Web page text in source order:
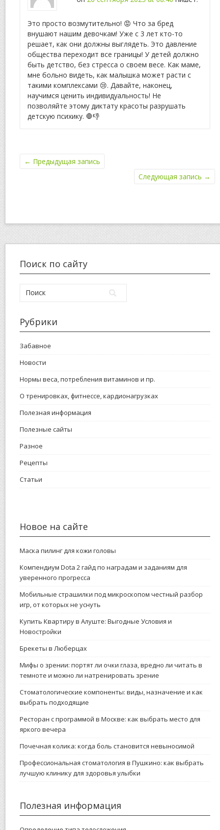
Это просто возмутительно! 😡 Что за бред
внушают нашим девочкам! Уже с 3 лет кто-то
решает, как они должны выглядеть. Это давление
общества переходит все границы! У детей должно
быть детство, без стресса о своем весе. Как маме,
мне больно видеть, как малышка может расти с
такими комплексами 😢. Давайте, наконец,
научимся ценить индивидуальность! Не
позволяйте этому диктату красоты разрушать
детскую психику. 🛑👎
← Предыдущая запись
Следующая запись →
Поиск по сайту
Рубрики
Забавное
Новости
Нормы веса, потребления витаминов и пр.
О тренировках, фитнессе, кардионагрузках
Полезная информация
Полезные сайты
Разное
Рецепты
Статьи
Новое на сайте
Маска пилинг для кожи головы
Компендиум Dota 2 гайд по наградам и заданиям для
уверенного прогресса
Мобильные страшилки под микроскопом честный разбор
игр, от которых не уснуть
Купить Квартиру в Алуште: Выгодные Условия и
Новостройки
Брекеты в Люберцах
Мифы о зрении: портят ли очки глаза, вредно ли читать в
темноте и можно ли натренировать зрение
Стоматологические компоненты: виды, назначение и как
выбрать подходящие
Ресторан с программой в Москве: как выбрать место для
яркого вечера
Почечная колика: когда боль становится невыносимой
Профессиональная стоматология в Пушкино: как выбрать
лучшую клинику для здоровья улыбки
Полезная информация